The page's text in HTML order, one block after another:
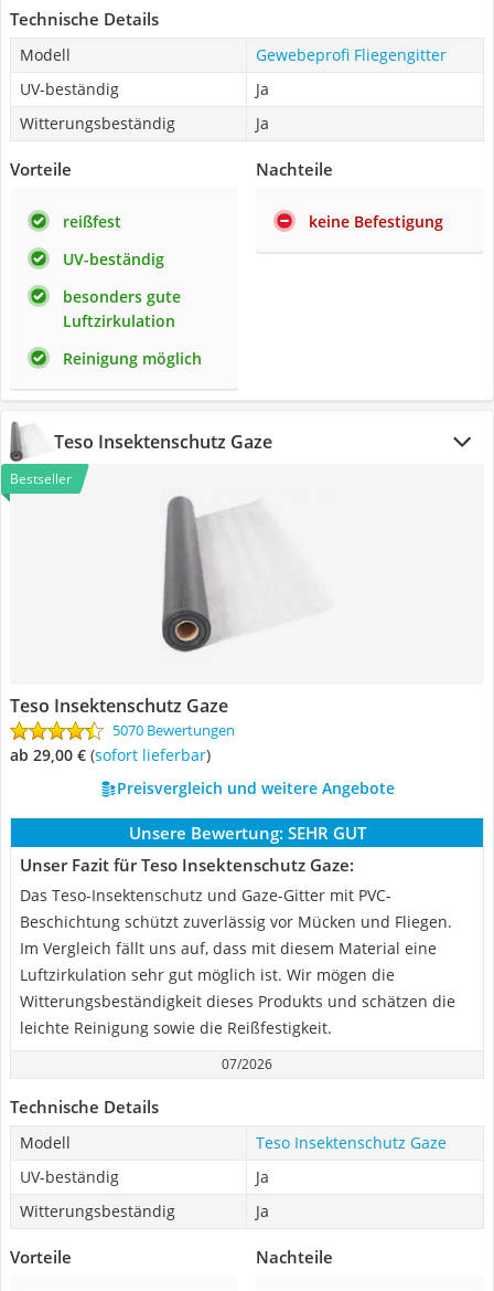
Technische Details
Modell
Gewebeprofi Fliegengitter
UV-beständig
Ja
Witterungsbeständig
Ja
Vorteile
reißfest
UV-beständig
besonders gute
Luftzirkulation
Reinigung möglich
Nachteile
keine Befestigung
Teso Insektenschutz Gaze
Bestseller
Teso Insektenschutz Gaze
5070 Bewertungen
ab 29,00 € ( Sofort lieferbar)
Preisvergleich und weitere Angebote
Unsere Bewertung: SEHR GUT
Unser Fazit für Teso Insektenschutz Gaze:
Das Teso-Insektenschutz und Gaze-Gitter mit PVC-
Beschichtung schützt zuverlässig vor Mücken und Fliegen.
Im Vergleich fällt uns auf, dass mit diesem Material eine
Luftzirkulation sehr gut möglich ist. Wir mögen die
Witterungsbeständigkeit dieses Produkts und schätzen die
leichte Reinigung sowie die Reißfestigkeit.
07/2026
Technische Details
Modell
Teso Insektenschutz Gaze
UV-beständig
Ja
Witterungsbeständig
Ja
Vorteile Nachteile